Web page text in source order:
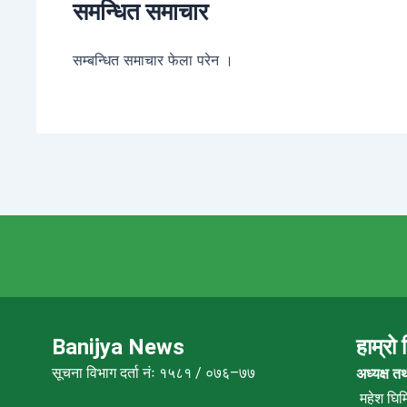
समन्धित समाचार
सम्बन्धित समाचार फेला परेन ।
Banijya News
सूचना विभाग दर्ता नंः १५८१ / ०७६–७७
हाम्रो
अध्यक्ष
महेश